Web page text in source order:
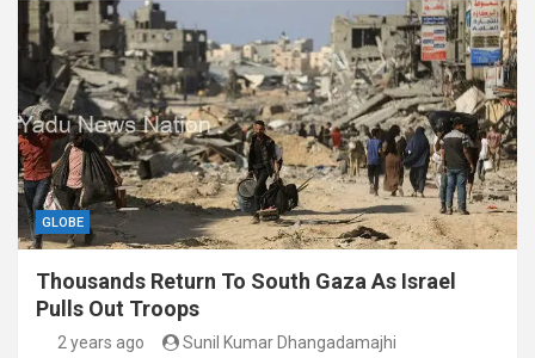
GLOBE
Thousands Return To South Gaza As Israel
Pulls Out Troops
2 years ago Sunil Kumar Dhangadamajhi